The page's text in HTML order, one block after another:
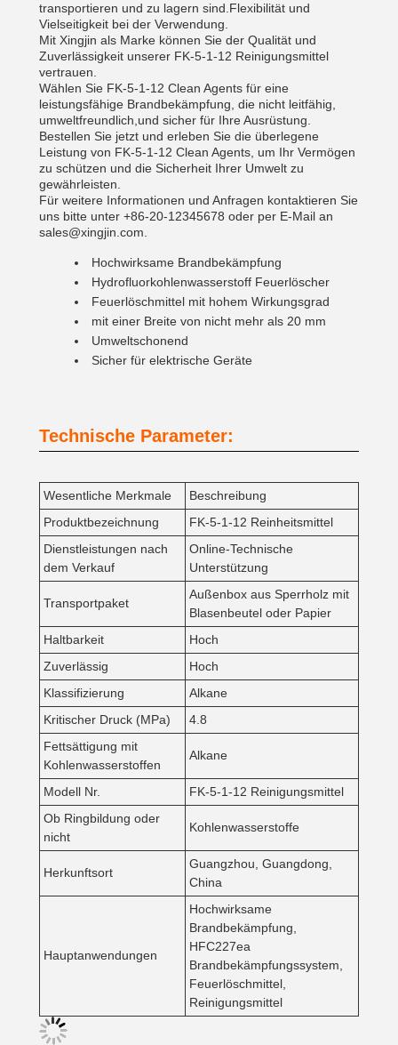
transportieren und zu lagern sind.Flexibilität und
Vielseitigkeit bei der Verwendung.
Mit Xingjin als Marke können Sie der Qualität und
Zuverlässigkeit unserer FK-5-1-12 Reinigungsmittel
vertrauen.
Wählen Sie FK-5-1-12 Clean Agents für eine
leistungsfähige Brandbekämpfung, die nicht leitfähig,
umweltfreundlich,und sicher für Ihre Ausrüstung.
Bestellen Sie jetzt und erleben Sie die überlegene
Leistung von FK-5-1-12 Clean Agents, um Ihr Vermögen
zu schützen und die Sicherheit Ihrer Umwelt zu
gewährleisten.
Für weitere Informationen und Anfragen kontaktieren Sie
uns bitte unter +86-20-12345678 oder per E-Mail an
sales@xingjin.com.
Hochwirksame Brandbekämpfung
Hydrofluorkohlenwasserstoff Feuerlöscher
Feuerlöschmittel mit hohem Wirkungsgrad
mit einer Breite von nicht mehr als 20 mm
Umweltschonend
Sicher für elektrische Geräte
Technische Parameter:
Wesentliche Merkmale
Beschreibung
Produktbezeichnung
FK-5-1-12 Reinheitsmittel
Dienstleistungen nach
dem Verkauf
Online-Technische
Unterstützung
Transportpaket
Außenbox aus Sperrholz mit
Blasenbeutel oder Papier
Haltbarkeit
Hoch
Zuverlässig
Hoch
Klassifizierung
Alkane
Kritischer Druck (MPa)
4.8
Fettsättigung mit
Kohlenwasserstoffen
Alkane
Modell Nr.
FK-5-1-12 Reinigungsmittel
Ob Ringbildung oder
nicht
Kohlenwasserstoffe
Herkunftsort
Guangzhou, Guangdong,
China
Hauptanwendungen
Hochwirksame
Brandbekämpfung,
HFC227ea
Brandbekämpfungssystem,
Feuerlöschmittel,
Reinigungsmittel